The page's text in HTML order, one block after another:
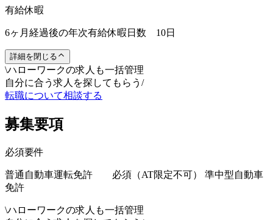
有給休暇
6ヶ月経過後の年次有給休暇日数 10日
詳細を閉じる
\ハローワークの求人も一括管理
自分に合う求人を探してもらう /
転職について相談する
募集要項
必須要件
普通自動車運転免許 必須（AT限定不可） 準中型自動車
免許
\ハローワークの求人も一括管理